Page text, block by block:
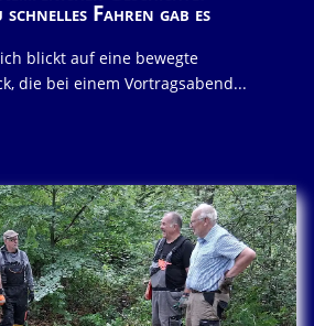
Fahren gab es
blickt auf eine bewegte
die bei einem Vortragsabend...